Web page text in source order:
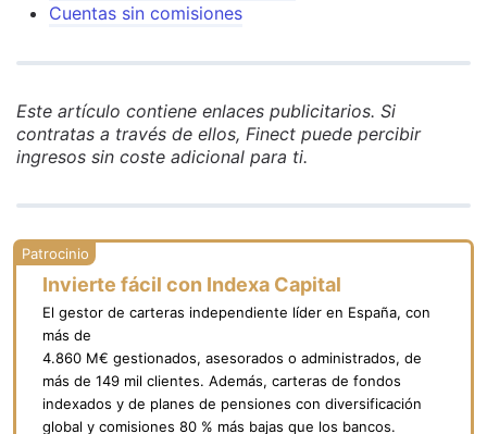
Cuentas sin comisiones
Este artículo contiene enlaces publicitarios. Si
contratas a través de ellos, Finect puede percibir
ingresos sin coste adicional para ti.
Invierte fácil con Indexa Capital
El gestor de carteras independiente líder en España, con
más de
4.860 M€ gestionados, asesorados o administrados, de
más de 149 mil clientes. Además, carteras de fondos
indexados y de planes de pensiones con diversificación
global y comisiones 80 % más bajas que los bancos.